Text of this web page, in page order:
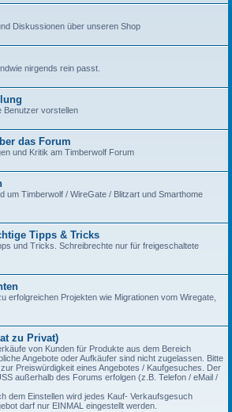
Diskussionen über unseren Shop
nirgends rein passt.
Benutzer vorstellen
das Forum
und Kritik am Timberwolf Forum
um Timberwolf / WireGate / Blitzart und Smarthome
Tipps & Tricks
und Tricks. Schreibrechte nur für freigeschaltete
erfolgreichen Projekten wie Migrationen vom Wiregate,
zu Privat)
von Kunden für Produkte aus dem Bereich
Angebote oder Aufkäufer sind nicht zugelassen. Bitte
Preiswürdigkeit eines Angebotes / Kaufgesuches. Der
außerhalb des Forums erfolgen (z.B. Telefon / eMail /
dem Einstellen wird jedes Kauf- Verkaufsgesuch
darf nur EINMAL eingestellt werden.